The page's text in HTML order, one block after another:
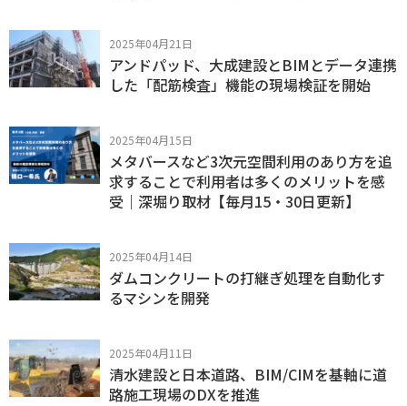
2025年04月21日
アンドパッド、大成建設とBIMとデータ連携
した「配筋検査」機能の現場検証を開始
2025年04月15日
メタバースなど3次元空間利用のあり方を追
求することで利用者は多くのメリットを感
受｜深堀り取材【毎月15・30日更新】
2025年04月14日
ダムコンクリートの打継ぎ処理を自動化す
るマシンを開発
2025年04月11日
清水建設と日本道路、BIM/CIMを基軸に道
路施工現場のDXを推進